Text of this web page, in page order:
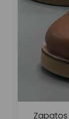
Zapatos